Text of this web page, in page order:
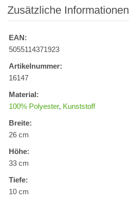
Zusätzliche Informationen
EAN:
5055114371923
Artikelnummer:
16147
Material:
100% Polyester, Kunststoff
Breite:
26 cm
Höhe:
33 cm
Tiefe:
10 cm